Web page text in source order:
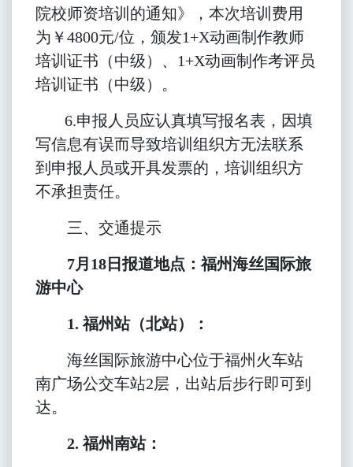
院校师资培训的通知》，本次培训费用
为￥4800元/位，颁发1+X动画制作教师
培训证书（中级）、1+X动画制作考评员
培训证书（中级）。
6.申报人员应认真填写报名表，因填
写信息有误而导致培训组织方无法联系
到申报人员或开具发票的，培训组织方
不承担责任。
三、交通提示
7月18日报道地点：福州海丝国际旅
游中心
1. 福州站（北站）：
海丝国际旅游中心位于福州火车站
南广场公交车站2层，出站后步行即可到
达。
2. 福州南站：